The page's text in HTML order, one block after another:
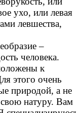
ухо, или левая
левшества,
–
человека.
к
этого очень
природой, а не
свою натуру. Вам